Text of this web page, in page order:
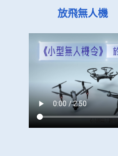
放飛無人機